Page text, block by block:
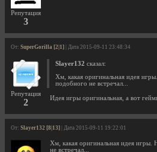
Репутация
3
От: SuperGorilla [2|1] | Дата 2015-09-11 23:48:34
Репутация
2
Slayer132 сказал:
Хм, какая оригинальная идея
подобного не встречал...
Идея игры оригинальная, а вот
От: Slayer132 [8|13] | Дата 2015-09-11 19:22:01
Хм, какая оригинальная идея игры.
не встречал...